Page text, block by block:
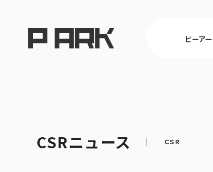
ピーア
ピーアークで楽しむ トップ
店舗情報 トップ
企業情報 トップ
CSR活動 トップ
CSRニュース